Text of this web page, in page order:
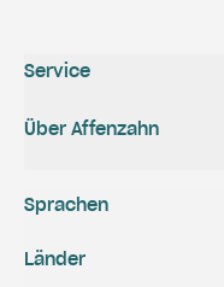
Service
Über Affenzahn
Sprachen
Länder